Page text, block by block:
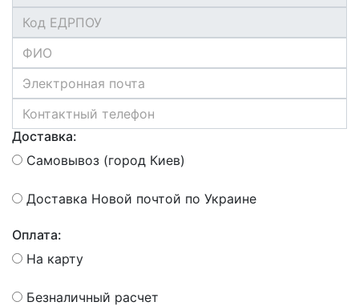
Доставка:
Самовывоз (город Киев)
Доставка Новой почтой по Украине
Оплата:
На карту
Безналичный расчет